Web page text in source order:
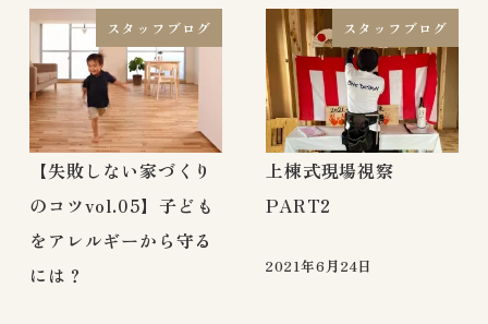
スタッフブログ
【失敗しない家づくり
のコツvol.05】子ども
をアレルギーから守る
には？
スタッフブログ
上棟式現場視察
PART2
2021年6月24日